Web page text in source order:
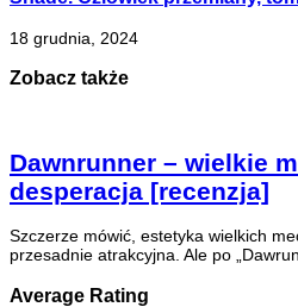
18 grudnia, 2024
Zobacz także
Dawnrunner – wielkie
desperacja [recenzja]
Szczerze mówić, estetyka wielkich
przesadnie atrakcyjna. Ale po
Average Rating